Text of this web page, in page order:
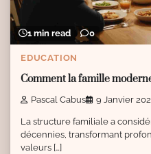
1 min read 0
EDUCATION
Comment la famille
Pascal Cabus 9 Janvier
La structure familiale a
décennies, transformant
valeurs […]